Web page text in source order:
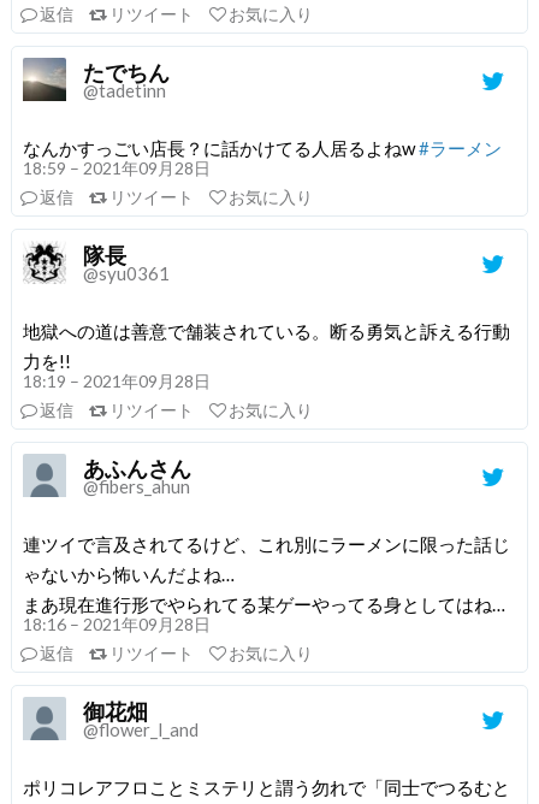
返信
リツイート お気に入り
たでちん
@tadetinn
なんかすっごい店長？に話かけてる人居るよねw#ラーメン
18:59 – 2021年09月28日
返信
リツイート お気に入り
隊長
@syu0361
地獄への道は善意で舗装されている。断る勇気と訴える行動
力を!!
18:19 – 2021年09月28日
返信
リツイート お気に入り
あふんさん
@fibers_ahun
連ツイで言及されてるけど、これ別にラーメンに限った話じ
ゃないから怖いんだよね…
まあ現在進行形でやられてる某ゲーやってる身としてはね…
18:16 – 2021年09月28日
返信
リツイート お気に入り
御花畑
@flower_l_and
ポリコレアフロことミステリと謂う勿れで「同士でつるむと